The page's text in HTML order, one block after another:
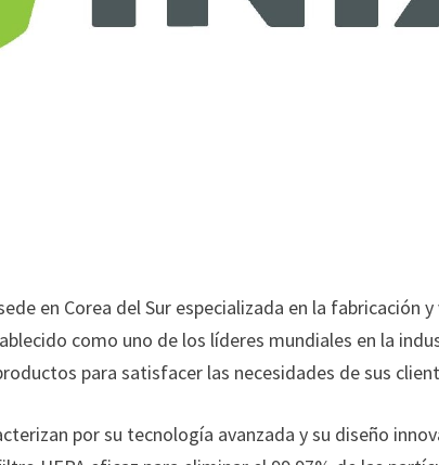
en Corea del Sur especializada en la fabricación
como uno de los líderes mundiales en la
para satisfacer las necesidades de sus
por su tecnología avanzada y su diseño